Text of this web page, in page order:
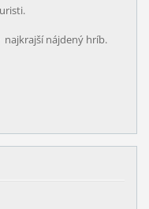
nájdený hríb.